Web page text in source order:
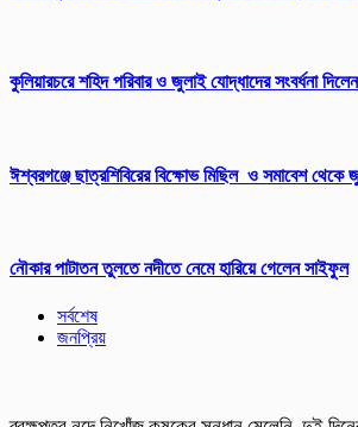
কুলিয়ারচরে শহিদ পরিবার ও জুলাই যোদ্ধাদের সংবর্ধনা
ঈশ্বরগঞ্জে ছাত্রশিবিরের বিক্ষোভ মিছিল ও সমাবেশ থেকে
নৌকার পাটাতন তুলতে নদীতে নেমে হারিয়ে গেলেন সাইফুল
সর্বশেষ
জনপ্রিয়